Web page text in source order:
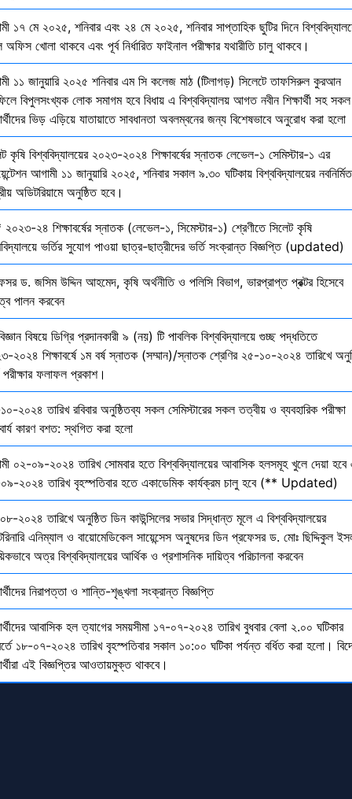
১৭ মে ২০২৫, শনিবার এবং ২৪ মে ২০২৫, শনিবার সাপ্তাহিক ছুটির দিনে
খোলা থাকবে এবং পূর্ব নির্ধারিত ফাইনাল পরীক্ষার যথারীতি চালু থাকবে।
১১ জানুয়ারি ২০২৫ শনিবার এম সি কলেজ মাঠ (টিলাগড়) সিলেটে তাফসিরুল কুরআন
বিপুলসংখ্যক লোক সমাগম হবে বিধায় এ বিশ্ববিদ্যালয় আগত নবীন শিক্ষার্থী সহ সকল
ভিড় এড়িয়ে যাতায়াতে সাবধানতা অবলম্বনের জন্য বিশেষভাবে অনুরোধ করা হলো
কৃষি বিশ্ববিদ্যালয়ের ২০২৩-২০২৪ শিক্ষাবর্ষের স্নাতক লেভেল-১ সেমিস্টার-১ এর
আগামী ১১ জানুয়ারি ২০২৫, শনিবার সকাল ৯.৩০ ঘটিকায় বিশ্ববিদ্যালয়ের নবনির্মিত
অডিটরিয়ামে অনুষ্ঠিত হবে।
২৪ শিক্ষাবর্ষের স্নাতক (লেভেল-১, সিমেস্টার-১) শ্রেণীতে সিলেট কৃষি
ভর্তির সুযোগ পাওয়া ছাত্র-ছাত্রীদের ভর্তি সংক্রান্ত বিজ্ঞপ্তি (updated)
ড. জসিম উদ্দিন আহমেদ, কৃষি অর্থনীতি ও পলিসি বিভাগ, ভারপ্রাপ্ত প্রক্টর হিসেবে
পালন করবেন
বিষয়ে ডিগ্রি প্রদানকারী ৯ (নয়) টি পাবলিক বিশ্ববিদ্যালয়ে গুচ্ছ পদ্ধতিতে
২০২৪ শিক্ষাবর্ষে ১ম বর্ষ স্নাতক (সম্মান)/স্নাতক শ্রেণির ২৫-১০-২০২৪ তারিখে
পরীক্ষার ফলাফল প্রকাশ।
২০২৪ তারিখ রবিবার অনুষ্ঠিতব্য সকল সেমিস্টারের সকল তত্বীয় ও ব্যবহারিক পরীক্ষা
কারণ বশত: স্থগিত করা হলো
০২-০৯-২০২৪ তারিখ সোমবার হতে বিশ্ববিদ্যালয়ের আবাসিক হলসমূহ খুলে দেয়া হবে
২০২৪ তারিখ বৃহস্পতিবার হতে একাডেমিক কার্যক্রম চালু হবে (** Updated)
২০২৪ তারিখে অনুষ্ঠিত ডিন কাউন্সিলের সভার সিদ্ধান্ত মূলে এ বিশ্ববিদ্যালয়ের
এনিম্যাল ও বায়োমেডিকেল সায়েন্সেস অনুষদের ডিন প্রফেসর ড. মোঃ ছিদ্দিকুল
অত্র বিশ্ববিদ্যালয়ের আর্থিক ও প্রশাসনিক দায়িত্ব পরিচালনা করবেন
নিরাপত্তা ও শান্তি-শৃঙ্খলা সংক্রান্ত বিজ্ঞপ্তি
আবাসিক হল ত্যাগের সময়সীমা ১৭-০৭-২০২৪ তারিখ বুধবার বেলা ২.০০ ঘটিকার
১৮-০৭-২০২৪ তারিখ বৃহস্পতিবার সকাল ১০:০০ ঘটিকা পর্যন্ত বর্ধিত করা হলো।
এই বিজ্ঞপ্তির আওতায়মুক্ত থাকবে।